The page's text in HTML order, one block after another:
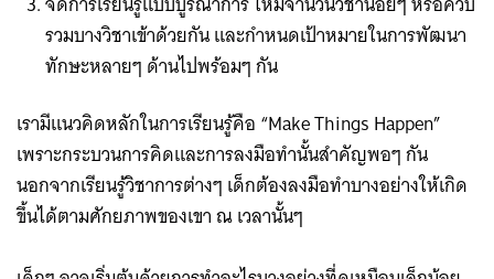
รวมบางวิชาเข้าด้วยกัน และกำหนดเป้าหมายในการพัฒนา
ทักษะหลายๆ ด้านไปพร้อมๆ กัน
เรามีแนวคิดหลักในการเรียนรู้คือ “Make Things Happen”
เพราะกระบวนการคิดและการลงมือทำนั้นสำคัญพอๆ กัน
นอกจากเรียนรู้วิชาการต่างๆ เด็กต้องลงมือทำบางอย่างให้เกิด
ขึ้นได้ตามศักยภาพของเขา ณ เวลานั้นๆ